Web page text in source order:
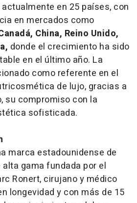
en 25 países, con
en mercados como
China, Reino Unido,
donde el crecimiento ha sido
en el último año. La
como referente en el
de lujo, gracias a
su compromiso con la
sofisticada.
marca estadounidense de
gama fundada por el
Ronert, cirujano y médico
longevidad y con más de 15